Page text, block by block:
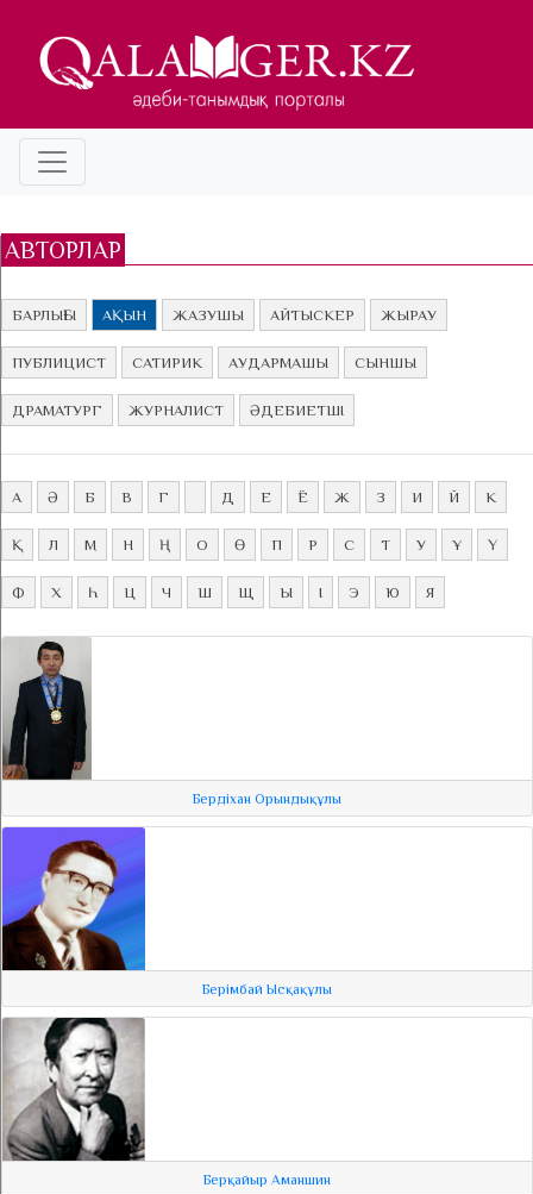
АВТОРЛАР
БАРЛЫҒЫ АҚЫН ЖАЗУШЫ АЙТЫСКЕР ЖЫРАУ
ПУБЛИЦИСТ САТИРИК АУДАРМАШЫ СЫНШЫ
ДРАМАТУРГ ЖУРНАЛИСТ ӘДЕБИЕТШІ
А Ә Б В Г Д Е Ё Ж З И Й К
Қ Л М Н Ң О Ө П Р С Т У Ұ Ү
Ф Х Һ Ц Ч Ш Щ Ы І Э Ю Я
Бердіхан Орындықұлы
Берімбай Ысқақұлы
Берқайыр Аманшин